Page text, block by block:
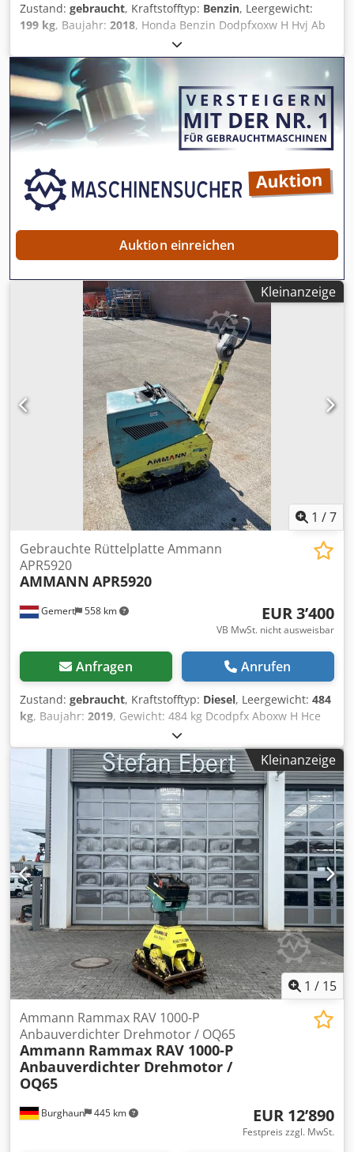
Zustand: gebraucht, Kraftstofftyp: Benzin, Leergewicht:
199 kg, Baujahr: 2018, Honda Benzin Dodpfxoxw H Hvj Ab
Nsck Handstart. Gewicht: 199 kg Schlagkraft: 30kn
Plattenbreite: 50cm Vorwärts/Rückwärts Preis: €1.700,-
exkl. MwSt Mehrere auf Lager!!
Auktion einreichen
Kleinanzeige
1 /7
Gemert 558 km
Gebrauchte Rüttelplatte Ammann
APR5920
AMMANN APR5920
EUR 3’400
VB MwSt. nicht ausweisbar
Anfragen Anrufen
Zustand: gebraucht, Kraftstofftyp: Diesel, Leergewicht: 484
kg, Baujahr: 2019, Gewicht: 484 kg Dcodpfx Aboxw H Hce
Nek Schlagkraft: 59 kn Diesel, 1 Zylinder Hatz (1b40)\
Vorwärts/Rückwärts. Elektrostart. Plattenbreite: 60 cm Preis
pro Stück: € 3.400,- exkl. MwSt Mehrere auf Lager!Kleinanzeige
1 / 15
Burghaun 445 km
Ammann Rammax RAV 1000-P
Anbauverdichter Drehmotor / OQ65
Ammann Rammax RAV 1000-P
Anbauverdichter Drehmotor /
OQ65
EUR 12’890
Festpreis zzgl. MwSt.